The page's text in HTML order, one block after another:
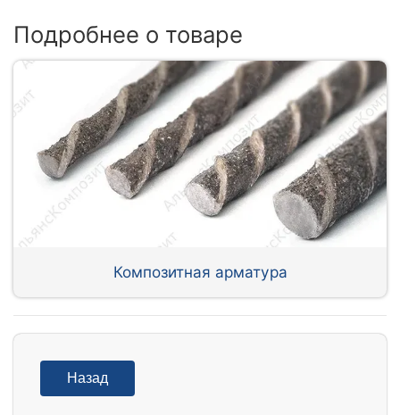
Подробнее о товаре
Композитная арматура
Назад